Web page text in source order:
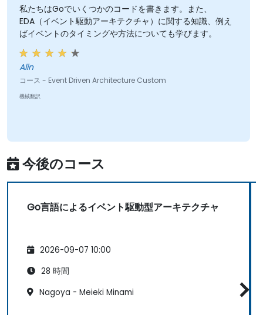
私たちはGoでいくつかのコードを書きます。また、
EDA（イベント駆動アーキテクチャ）に関する知識、例え
ばイベントのタイミングや方法についても学びます。
Alin
コース - Event Driven Architecture Custom
機械翻訳
今後のコース
Go言語によるイベント駆動型アーキテクチャ
2026-09-07 10:00
28 時間
Nagoya - Meieki Minami